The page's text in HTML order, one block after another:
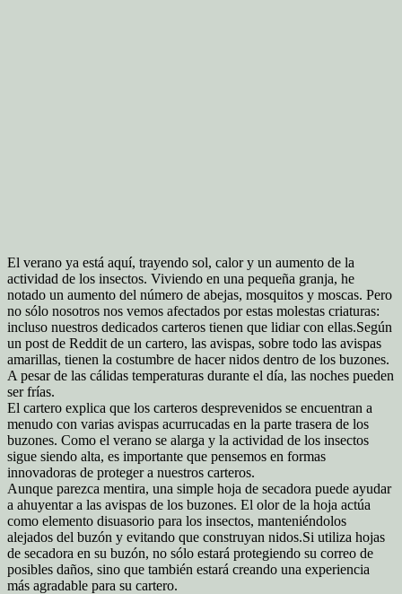
El verano ya está aquí, trayendo sol, calor y un aumento de la
actividad de los insectos. Viviendo en una pequeña granja, he
notado un aumento del número de abejas, mosquitos y moscas. Pero
no sólo nosotros nos vemos afectados por estas molestas criaturas:
incluso nuestros dedicados carteros tienen que lidiar con ellas.Según
un post de Reddit de un cartero, las avispas, sobre todo las avispas
amarillas, tienen la costumbre de hacer nidos dentro de los buzones.
A pesar de las cálidas temperaturas durante el día, las noches pueden
ser frías.
El cartero explica que los carteros desprevenidos se encuentran a
menudo con varias avispas acurrucadas en la parte trasera de los
buzones. Como el verano se alarga y la actividad de los insectos
sigue siendo alta, es importante que pensemos en formas
innovadoras de proteger a nuestros carteros.
Aunque parezca mentira, una simple hoja de secadora puede ayudar
a ahuyentar a las avispas de los buzones. El olor de la hoja actúa
como elemento disuasorio para los insectos, manteniéndolos
alejados del buzón y evitando que construyan nidos.Si utiliza hojas
de secadora en su buzón, no sólo estará protegiendo su correo de
posibles daños, sino que también estará creando una experiencia
más agradable para su cartero.